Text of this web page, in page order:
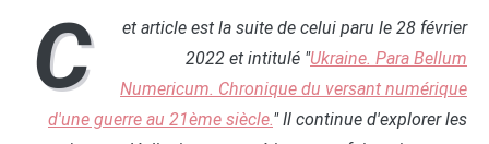
C
et article est la suite de celui paru le 28 février
2022 et intitulé "Ukraine. Para Bellum
Numericum. Chronique du versant numérique
d'une guerre au 21ème siècle. " Il continue d'explorer les